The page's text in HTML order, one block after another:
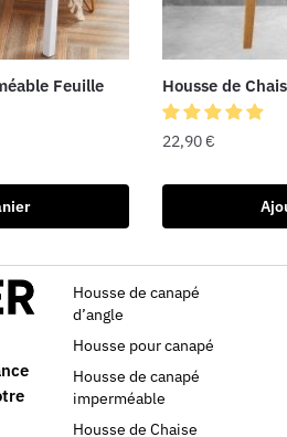
Feuille
Housse de
22,90€
Housse de canapé
d’angle
Housse pour canapé
Housse de canapé
imperméable
Housse de Chaise